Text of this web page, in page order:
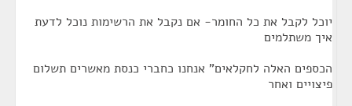
יוכל לקבל את כל החומר- אם נקבל את הרשימות נוכל לדעת
איך משתלמים
הכספים האלה לחקלאים" אנחנו כחברי כנסת מאשרים תשלום
פיצויים ואחר